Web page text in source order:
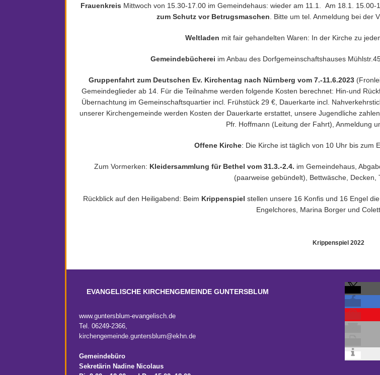
Frauenkreis Mittwoch von 15.30-17.00 im Gemeindehaus: wieder am 11.1. Am 18.1. 15.00-
zum Schutz vor Betrugsmaschen . Bitte um tel. Anmeldung bei der
Weltladen mit fair gehandelten Waren: In der Kirche zu
Gemeindebücherei im Anbau des Dorfgemeinschaftshauses
Gruppenfahrt zum Deutschen Ev. Kirchentag nach Nürnberg vom 7.-11.6.2023
Gemeindeglieder ab 14. Für die Teilnahme werden folgende Kosten berechnet: Hin-und
Übernachtung im Gemeinschaftsquartier incl. Frühstück 29 €, Dauerkarte incl.
unserer Kirchengemeinde werden Kosten der Dauerkarte erstattet, unsere Jugendliche
Pfr. Hoffmann (Leitung der Fahrt), Anmeldung
Offene Kirche: Die Kirche ist täglich von 10 Uhr bis zum
Zum Vormerken: Kleidersammlung für Bethel vom 31.3.-2.4. im Gemeindehaus,
(paarweise gebündelt), Bettwäsche, Decken,
Rückblick auf den Heiligabend: Beim Krippenspiel stellen unsere 16 Konfis und 16 Engel
Engelchores, Marina Borger und
Krippenspiel 2022
EVANGELISCHE KIRCHENGEMEINDE GUNTERSBLUM
www.guntersblum-evangelisch.de
Tel. 06249-2366,
kirchengemeinde.guntersblum@ekhn.de
Gemeindebüro
Sekretärin Nadine Nicolaus